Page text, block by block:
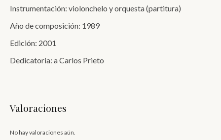
Instrumentación: violonchelo y orquesta (partitura)
Año de composición: 1989
Edición: 2001
Dedicatoria: a Carlos Prieto
Valoraciones
No hay valoraciones aún.